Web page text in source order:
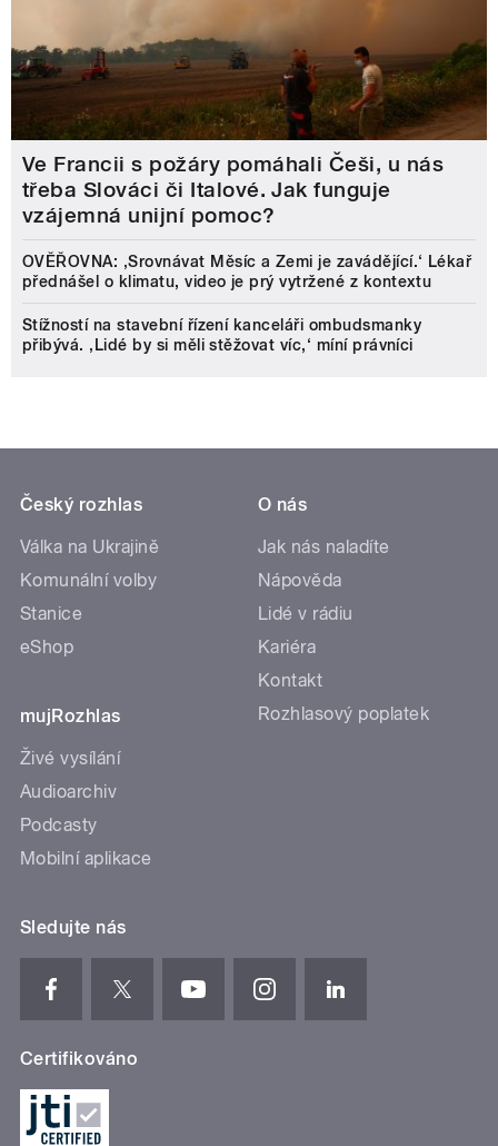
Ve Francii s požáry pomáhali Češi, u nás
třeba Slováci či Italové. Jak funguje
vzájemná unijní pomoc?
OVĚŘOVNA: ‚Srovnávat Měsíc a Zemi je zavádějící.‘ Lékař
přednášel o klimatu, video je prý vytržené z kontextu
Stížností na stavební řízení kanceláři ombudsmanky
přibývá. ‚Lidé by si měli stěžovat víc,‘ míní právníci
Český rozhlas
Válka na Ukrajině
Komunální volby
Stanice
eShop
mujRozhlas
Živé vysílání
Audioarchiv
Podcasty
Mobilní aplikace
O nás
Jak nás naladíte
Nápověda
Lidé v rádiu
Kariéra
Kontakt
Rozhlasový poplatek
Sledujte nás
Certifikováno